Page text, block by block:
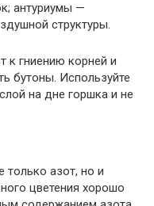
антуриумы —
структуры.
к гниению корней и
бутоны. Используйте
на дне горшка и не
только азот, но и
цветения хорошо